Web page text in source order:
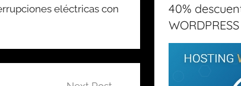
eléctricas con
40%